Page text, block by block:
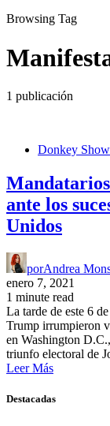
Browsing Tag
1 publicación
Donkey Show
ante los
Unidos
porAndrea
enero 7, 2021
1 minute read
La tarde de este 6
Trump irrumpieron
en Washington
triunfo electoral de
Leer Más
Destacadas